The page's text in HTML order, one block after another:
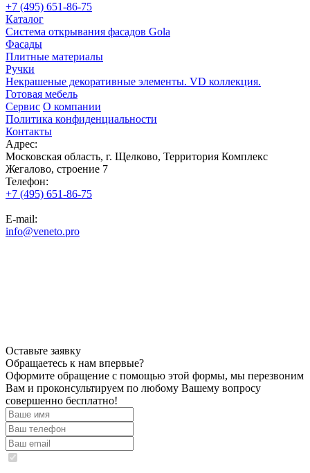
+7 (495) 651-86-75
Каталог
Система открывания фасадов Gola
Фасады
Плитные материалы
Ручки
Некрашеные декоративные элементы. VD коллекция.
Готовая мебель
Сервис О компании
Политика конфиденциальности
Контакты
Адрес:
Московская область, г. Щелково, Территория Комплекс
Жегалово, строение 7
Телефон:
+7 (495) 651-86-75
E-mail:
info@veneto.pro
Оставьте заявку
Обращаетесь к нам впервые?
Оформите обращение с помощью этой формы, мы перезвоним
Вам и проконсультируем по любому Вашему вопросу
совершенно бесплатно!